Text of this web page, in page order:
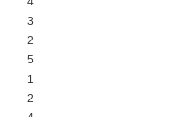
3
2
5
1
2